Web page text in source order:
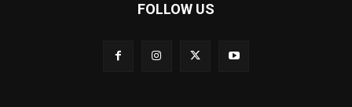
FOLLOW US